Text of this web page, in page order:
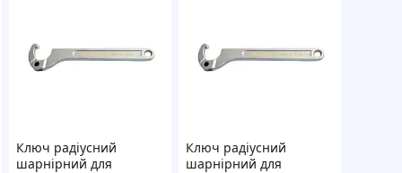
Ключ радіусний
шарнірний для
Ключ радіусний
шарнірний для